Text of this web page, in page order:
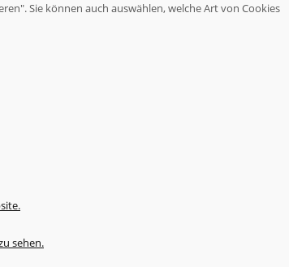
Sie können auch auswählen, welche Art von Cookies
sehen.